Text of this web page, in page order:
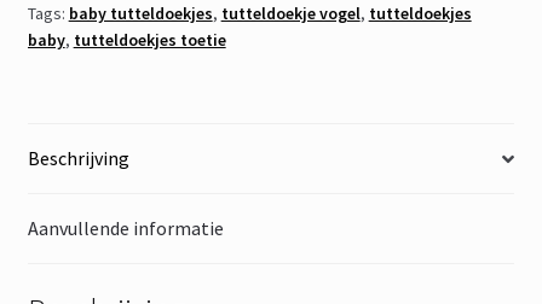
Tags: baby tutteldoekjes, tutteldoekje vogel, tutteldoekjes
baby, tutteldoekjes toetie
Beschrijving
Aanvullende informatie